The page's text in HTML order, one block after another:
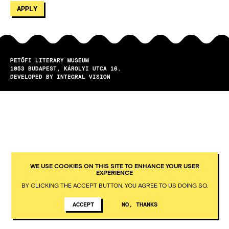
PETŐFI LITERARY MUSEUM
1053
BUDAPEST
KÁROLYI UTCA 16.
DEVELOPED BY INTEGRAL VISION
WE USE COOKIES ON THIS SITE TO ENHANCE YOUR USER
EXPERIENCE
BY CLICKING THE ACCEPT BUTTON, YOU AGREE TO US DOING SO.
ACCEPT NO, THANKS